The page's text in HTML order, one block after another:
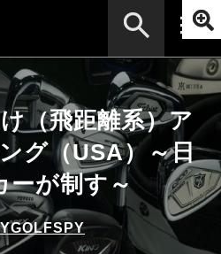
（飛距離系）ア
グ（USA）～日
ーが制す～
ンキング
テクニック
索したい事柄を入
検索